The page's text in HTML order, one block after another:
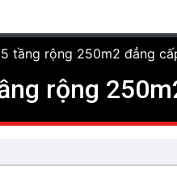
tầng rộng 250m2 đẳng
rộng